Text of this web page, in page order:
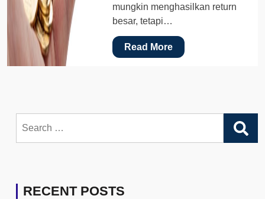
mungkin menghasilkan return
besar, tetapi…
Read More
for:
RECENT POSTS